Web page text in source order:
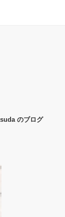
のブログ